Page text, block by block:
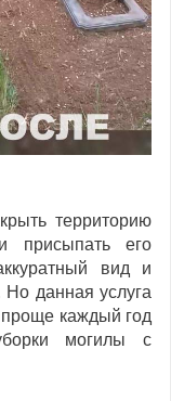
территорию
присыпать его
вид и
Но данная услуга
каждый год
могилы с